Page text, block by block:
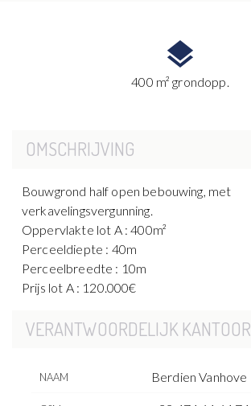
400 m² grondopp.
OMSCHRIJVING
Bouwgrond half open bebouwing, met
verkavelingsvergunning.
Oppervlakte lot A : 400m²
Perceeldiepte : 40m
Perceelbreedte : 10m
Prijs lot A : 120.000€
VERANTWOORDELIJK KANTOOR
NAAM Berdien Vanhove